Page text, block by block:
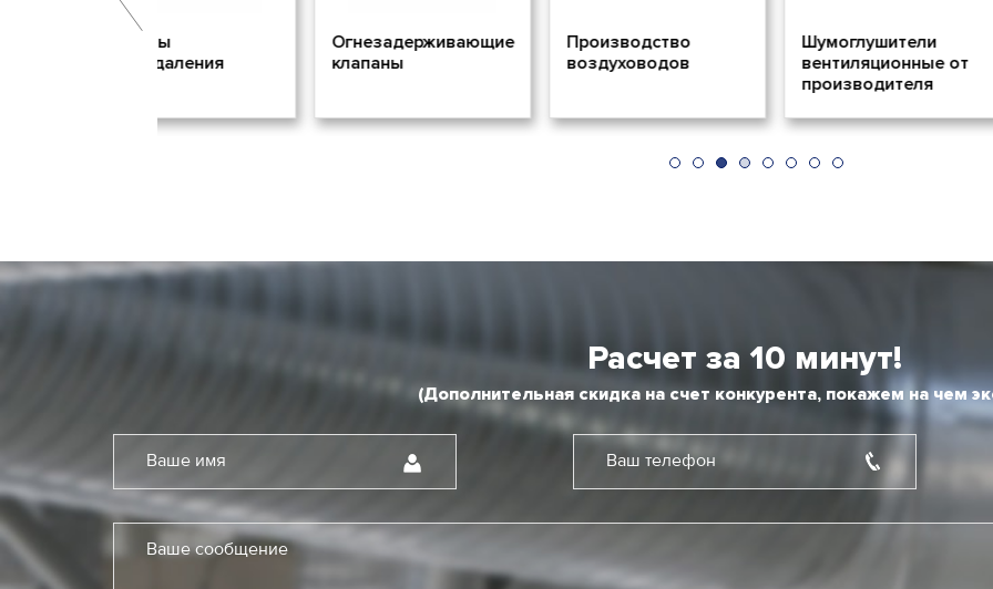
Огнезадерживающие
клапаны
Производство
Шумоглушители
вентиляционные от
Потолочные
решетки
Расчет за 10 минут!
(Дополнительная скидка на счет конкурента, покажем на чем
Ваше имя Ваш телефон
Ваше сообщение